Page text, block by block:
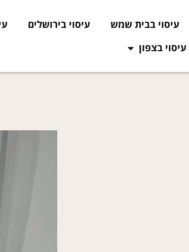
עיסוי בבית שמש עיסוי בירושלים
עיסוי בצפון